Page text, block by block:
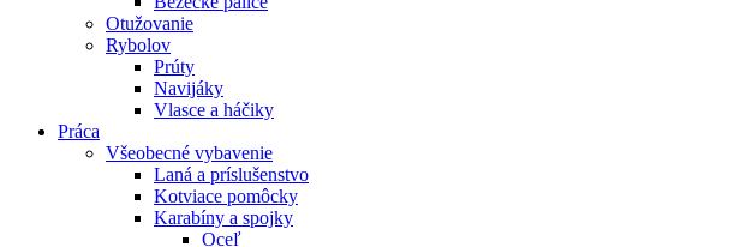
Otužovanie
Rybolov
Prúty
Navijáky
Vlasce a háčiky
Práca
Všeobecné vybavenie
Laná a príslušenstvo
Kotviace pomôcky
Karabíny a spojky
Oceľ